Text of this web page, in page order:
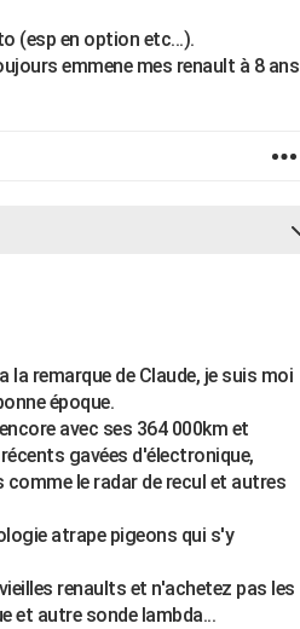
(esp en option etc...).
emmene mes renault à 8 ans
remarque de Claude, je suis moi
époque.
avec ses 364 000km et
gavées d'électronique,
le radar de recul et autres
atrape pigeons qui s'y
renaults et n'achetez pas les
et autre sonde lambda...